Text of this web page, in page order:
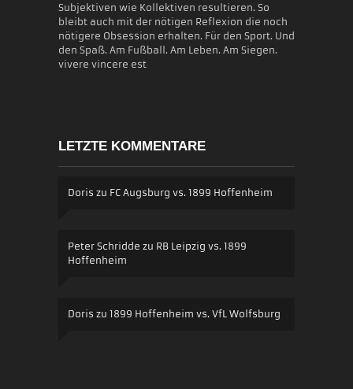
Subjektiven wie Kollektiven resultieren. So
bleibt auch mit der nötigen Reflexion die noch
nötigere Obsession erhalten. Für den Sport. Und
den Spaß. Am Fußball. Am Leben. Am Siegen.
vivere vincere est
LETZTE KOMMENTARE
Doris zu FC Augsburg vs. 1899 Hoffenheim
Peter Schridde zu RB Leipzig vs. 1899
Hoffenheim
Doris zu 1899 Hoffenheim vs. VfL Wolfsburg